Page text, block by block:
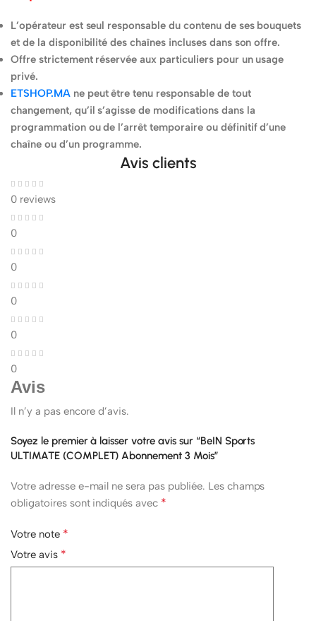
L’opérateur est seul responsable du contenu de ses bouquets
et de la disponibilité des chaînes incluses dans son offre.
Offre strictement réservée aux particuliers pour un usage
privé.
ETSHOP.MAne peut être tenu responsable de tout
changement, qu’il s’agisse de modifications dans la
programmation ou de l’arrêt temporaire ou définitif d’une
chaîne ou d’un programme.
Avis clients
0 reviews
0
0
0
0
0
Avis
Il n’y a pas encore d’avis.
Soyez le premier à laisser votre avis sur “BeIN Sports
ULTIMATE (COMPLET) Abonnement 3 Mois”
Votre adresse e-mail ne sera pas publiée. Les champs
obligatoires sont indiqués avec *
Votre note *
Votre avis *